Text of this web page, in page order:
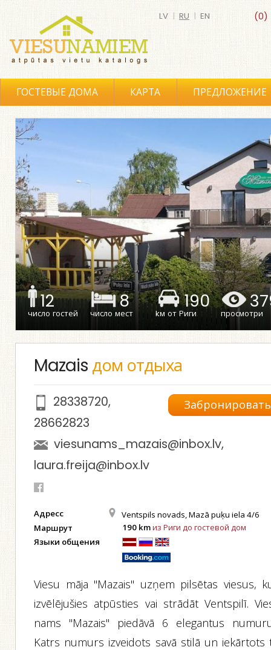
(0)
LV | RU | EN
ГОСТЕВЫЕ ДОМА КАРТА ПРЕДЛОЖЕНИЕ
12
число гостей
8
число мест
190
kм от Риги просмотри
Mazais дом отдыха
Забронировать
28338720,
28662823
viesunams_mazais@inbox.lv,
laura.freija@inbox.lv
Адресс Ventspils novads, Mazā puķu iela 4/6
Маршрут 190 kmиз Риги до гостевой дом
Языки общения
Viesu māja "Mazais" uzņem pilsētas viesus,
izvēlējušies atpūsties vai strādāt Ventspilī.
nams "Mazais" piedāvā 6 elegantus
Katrs numurs izveidots savā stilā un iekārtots